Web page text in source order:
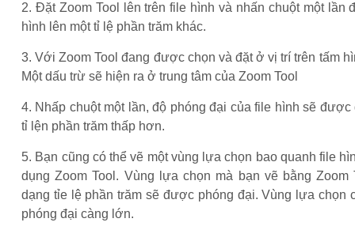
2. Đặt Zoom Tool lên trên file hình và nhấn chuột một lần
hình lên một tỉ lệ phần trăm khác.
3. Với Zoom Tool đang được chọn và đặt ở vị trí trên tấm
Một dấu trừ sẽ hiện ra ở trung tâm của Zoom Tool
4. Nhấp chuột một lần, độ phóng đại của file hình sẽ được
tỉ lện phần trăm thấp hơn.
5. Bạn cũng có thể vẽ một vùng lựa chọn bao quanh file
dụng Zoom Tool. Vùng lựa chọn mà bạn vẽ bằng Zoom
dạng tỉe lệ phần trăm sẽ được phóng đại. Vùng lựa chọn
phóng đại càng lớn.